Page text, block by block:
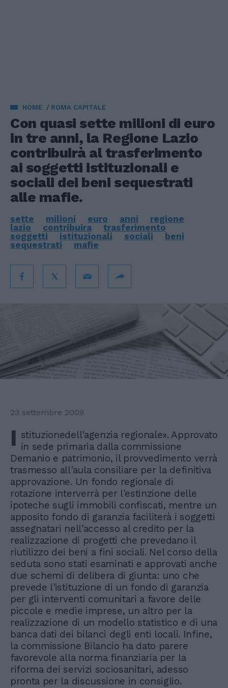
HOME ROMA CAPITALE
Con quasi sette milioni di euro
in tre anni, la Regione Lazio
contribuirà al trasferimento
ai soggetti istituzionali e
sociali dei beni sequestrati
alle mafie.
sette milioni euro anni
regione
lazio
contribuira
trasferimento
soggetti
istituzionali sociali
beni
sequestrati
mafie
23 settembre 2009
I stituzionedell'agenzia regionale». Approvato
in sede primaria dalla commissione
Demanio e patrimonio, il provvedimento verrà
trasmesso all'aula consiliare per la definitiva
approvazione. Un fondo regionale di
rotazione interverrà per l'estinzione delle
ipoteche sugli immobili confiscati, mentre un
apposito fondo di garanzia faciliterà i soggetti
assegnatari nell'accesso al credito per la
realizzazione di progetti che prevedano il
riutilizzo dei beni a fini sociali. Nel corso della
seduta sono stati esaminati e approvati anche
due schemi di delibera di giunta: uno che
prevede l'istituzione di un fondo di garanzia
per gli interventi comunitari a favore delle
piccole e medie imprese, un altro per la
realizzazione di un modello statistico e di una
banca dati dei bilanci degli enti locali. Infine,
la commissione Bilancio ha dato parere
favorevole alla norma finanziaria per la
riforma dei servizi sociosanitari, adesso
pronta per la discussione in consiglio.